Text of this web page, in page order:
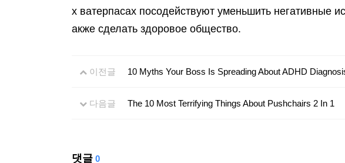
х ватерпасах посодействуют уменьшить негативные
акже сделать здоровое общество.
이전글 10 Myths Your Boss Is Spreading About ADHD
다음글 The 10 Most Terrifying Things About Pushchairs 2 In 1
댓글 0